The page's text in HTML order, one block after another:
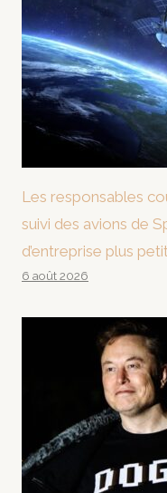
Les responsables
suivi des avions de
d’entreprise plus
6 août 2026